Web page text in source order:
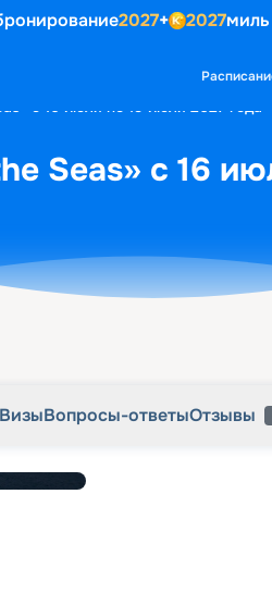
2027+ 2027
с 16 июля по 19 июля 2027 года
Seas» с 16
ВизыВопросы-ответыОтзывы